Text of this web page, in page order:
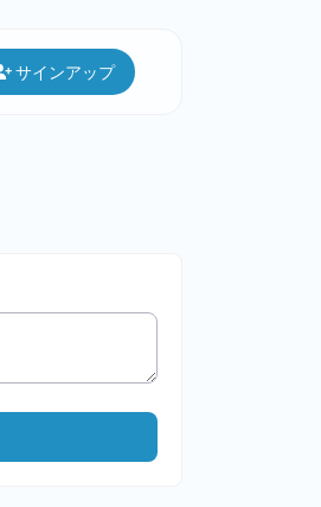
サインアップ